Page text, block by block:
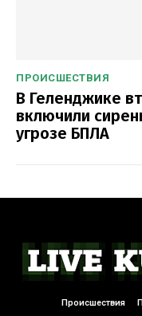
ПРОИСШЕСТВИЯ
В Геленджике
включили
угрозе БПЛА
Происшествия